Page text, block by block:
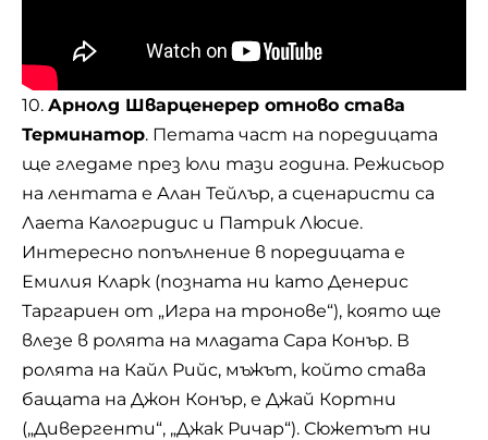
10. Арнолд Шварценерер отново става
Терминатор. Петата част на поредицата
ще гледаме през юли тази година. Режисьор
на лентата е Алан Тейлър, а сценаристи са
Лаета Калогридис и Патрик Люсие.
Интересно попълнение в поредицата е
Емилия Кларк (позната ни като Денерис
Таргариен от „Игра на тронове“), която ще
влезе в ролята на младата Сара Конър. В
ролята на Кайл Рийс, мъжът, който става
бащата на Джон Конър, е Джай Кортни
(„Дивергенти“, „Джак Ричар“). Сюжетът ни